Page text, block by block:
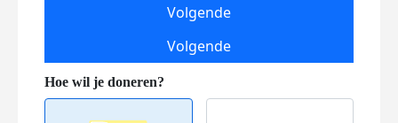
Volgende
Volgende